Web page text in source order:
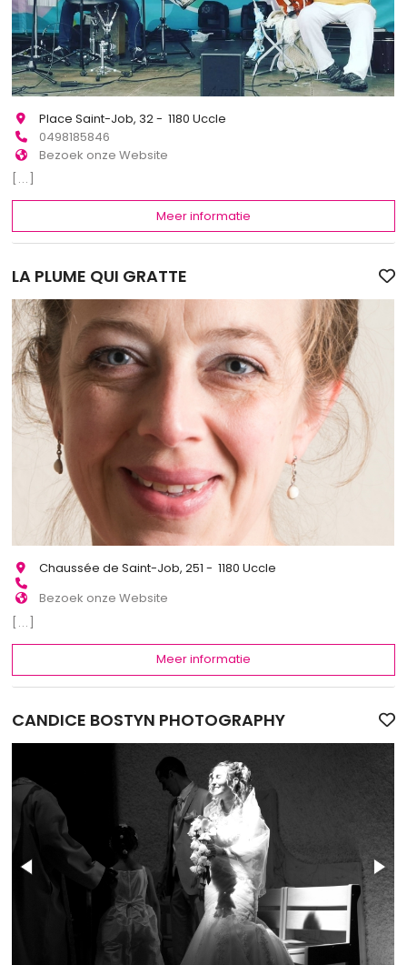
Place Saint-Job, 32 - 1180 Uccle
0498185846
Bezoek onze Website
[...]
Meer informatie
LA PLUME QUI GRATTE
Chaussée de Saint-Job, 251 - 1180 Uccle
Bezoek onze Website
[...]
Meer informatie
CANDICE BOSTYN PHOTOGRAPHY